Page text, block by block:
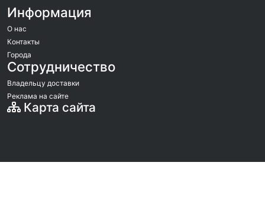
Информация
О нас
Контакты
Города
Сотрудничество
Владельцу доставки
Реклама на сайте
Карта сайта